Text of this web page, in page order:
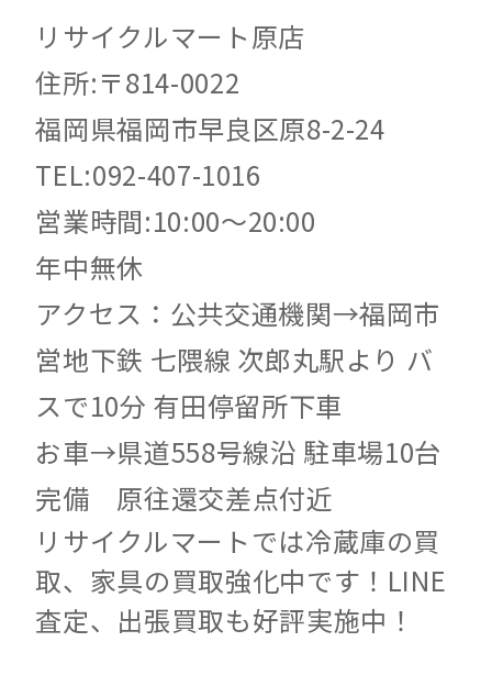
リサイクルマート原店
住所:〒814-0022
福岡県福岡市早良区原8-2-24
TEL:092-407-1016
営業時間:10:00～20:00
年中無休
アクセス：公共交通機関→福岡市
営地下鉄 七隈線 次郎丸駅より バ
スで10分 有田停留所下車
お車→県道558号線沿 駐車場10台
完備 原往還交差点付近
リサイクルマートでは冷蔵庫の買
取、家具の買取強化中です！LINE
査定、出張買取も好評実施中！